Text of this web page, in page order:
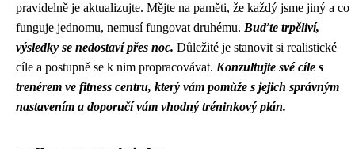
pravidelně je aktualizujte. Mějte na paměti, že každý jsme jiný a co
funguje jednomu, nemusí fungovat druhému. Buďte trpěliví,
výsledky se nedostaví přes noc. Důležité je stanovit si realistické
cíle a postupně se k nim propracovávat. Konzultujte své cíle s
trenérem ve fitness centru, který vám pomůže s jejich správným
nastavením a doporučí vám vhodný tréninkový plán.